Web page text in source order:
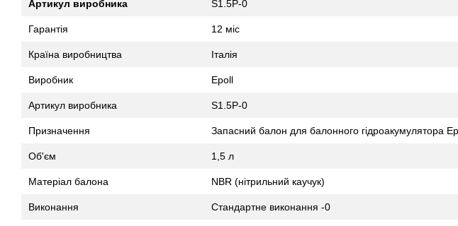
Артикул виробника S1.5P-0
Гарантія 12 міс
Країна виробництва Італія
Виробник Epoll
Артикул виробника S1.5P-0
Призначення Запасний балон для балонного гідроакумулятора
Об'єм 1,5 л
Матеріал балона NBR (нітрильний каучук)
Виконання Стандартне виконання -0